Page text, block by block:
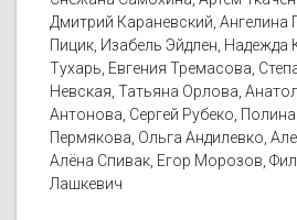
Дмитрий Караневский, Ангелина
Пицик, Изабель Эйдлен,
Тухарь, Евгения Тремасова,
Невская, Татьяна Орлова,
Антонова, Сергей Рубеко,
Пермякова, Ольга Андилевко,
Алёна Спивак, Егор Морозов,
Лашкевич